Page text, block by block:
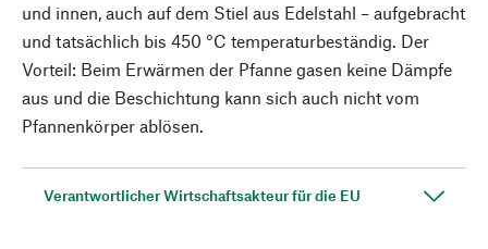
und innen, auch auf dem Stiel aus Edelstahl – aufgebracht
und tatsächlich bis 450 °C temperaturbeständig. Der
Vorteil: Beim Erwärmen der Pfanne gasen keine Dämpfe
aus und die Beschichtung kann sich auch nicht vom
Pfannenkörper ablösen.
Verantwortlicher Wirtschaftsakteur für die EU